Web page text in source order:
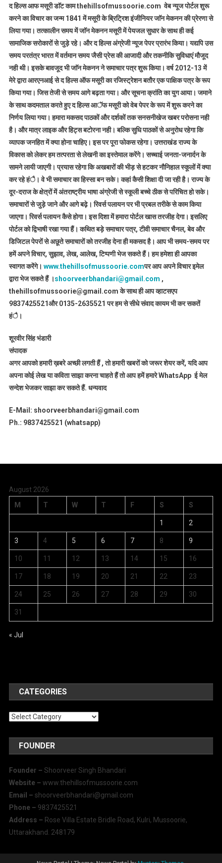
द हिल्स आफ मसूरी डाॅट काम thehillsofmussoorie.com वेब न्यूज पोर्टल शुरू
करने का विचार का जन्म 1841 में मसूरी के ब्रिट्रिश इंजीनियर जाॅन मेकनन की प्रेरणा से
लिया गया। तत्कालीन समय में जाॅन मेकनन मसूरी में पेयजल सुधार के साथ ही कई
सामाजिक सरोकारों से जुड़े रहे। और द हिल्स अंग्रेजी न्यूज पेपर प्रारंभ किया। यद्यपि उस
समय परतंत्र भारत में वर्तमान समय जैसी प्रेस की आजादी और तकनीकि सुविधाएं मौजूद
नही थी। इसके बावजूद भी जाॅन मेकनन ने समाचार पत्र शुरू किया। वर्ष 2012-13 में
मेरे द्वारा आरएनआई से द हिल्स ऑफ मसूरी का रजिस्ट्रेशन बतौर एक पाक्षिक पत्र के रूप
किया गया। जिस तेजी से समय आगे बढ़ता गया। और सूचना क्रांति का युग आया। जमाने
के साथ कदमताल करते हुए द हिल्स आॅफ मसूरी को वेब पेपर के रूप में शुरू करने का
निर्णय लिया गया। हमारा मकसद पाठकों और दर्शकों तक सनसनीखेज खबर परोसना नही
है। और मात्र लाइक और हिट्स बटोरना नही। बल्कि सुधि पाठकों से अनुरोध रहेगा कि
व्यापक जनहित में क्या होना चाहिए। इस पर पूरा फोकस रहेगा। उत्तराखंड राज्य के
विकास को लेकर हम तत्परता से लेखनी का इस्तेमाल करेंगे। सच्चाई जनता-जनार्दन के
सामने लायी जाएगी। प्रयास रहेगा कि अखबारों की भीड़ से हटकर नौनिहाल स्कूलों में क्या
कर रहे हंै। वे भी समाचार का हिस्सा बन सके। कहां कैसी शिक्षा दी जा रही है। राज्य के
दूर-दराज के क्षेत्रों में अंतराष्ट्रीय भाषा अंग्रेजी से स्कूली बच्चे ठीक से परिचित हो सके।
समाचारों से जुड़े जाने और आगे बढ़े। रिवर्स पलायन पर भी प्रबल तरीके से काम किया
जाएगा। रिवर्स पलायन कैसे होगा। इस दिशा में हमारा पोर्टल खास तरजीह देगा। इसलिए
पोर्टल को द्विभाषी रखा गया हैं। कथित बड़े समाचार पत्र, टीवी समाचार चैनल, बेव और
डिजिटल पेपरों से अछूते समाचारों को तरजीह देना ही मकसद है। आप भी समय-समय पर
हमें अपने विचार, सुझाव, लेख, आलेख, टिप्पणी भेज सकते हैं। हम हमेशा ही आपका
स्वागत करेंगे। www.thehillsofmussoorie.comपर आप अपने विचार इमेल
द्वारा भेज सकते हैं ।shoorveerbhandari@gmail.com ,
thehillsofmussoorie@gmail.com के साथ ही आप व्हाटसएप
9837425521और 0135-2635521 पर हम से सीधे संवाद कायम भी कर सकतें
हंै।
शूरवीर सिंह भंडारी
संपादक
अगर आपको हमारी ख़बरे अच्छी लगती हैं , तो हमारी खबरों को जरूर शेयर करें, यदि आप
अपना कोई लेख या कविता साझा करना चाहते हैं तो आप हमें हमारे WhatsApp ई मेल
सन्देश भेजकर साझा कर सकते हैं. धन्यवाद
E-Mail: shoorveerbhandari@gmail.com
Ph.: 9837425521 (whatsapp)
August 2026
M
T W T F S S
1 2
3 4 5 6 7 8 9
10 11 12 13 14 15 16
17 18 19 20 21 22 23
24 25 26 27 28 29 30
31
« Jul
CATEGORIES
Categories
FOUNDER
Founder – Shoorveer Singh Bhandari
Website – www.thehillsofmussoorie.com
Email – shoorveerbhandari@gmail.com
Phone – 9837425521
Address – Rose Villa Estate Bridle Road, Kulri, Mussoorie,
Uttarakhand. 248179